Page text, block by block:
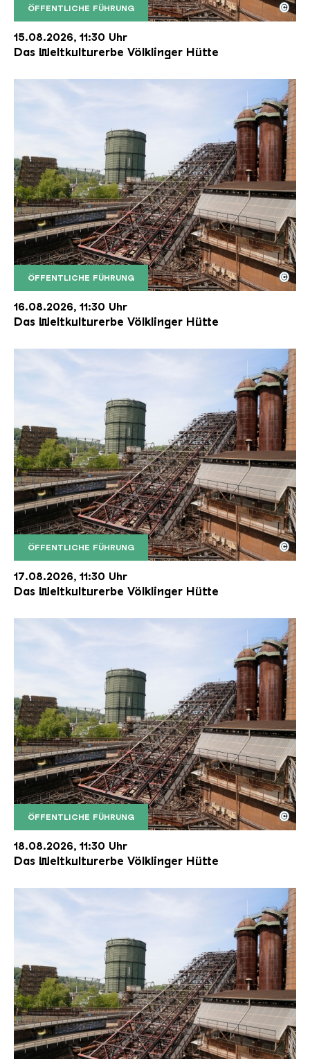
ÖFFENTLICHE FÜHRUNG
Der Erzschrägaufzug der Völklinger Hütte mit
Copyright: Weltkulturerbe Völklinger Hütte | Karl
©
15.08.2026, 11:30 Uhr
Das Weltkulturerbe Völklinger Hütte
ÖFFENTLICHE FÜHRUNG
Der Erzschrägaufzug der Völklinger Hütte mit
Copyright: Weltkulturerbe Völklinger Hütte | Karl
©
16.08.2026, 11:30 Uhr
Das Weltkulturerbe Völklinger Hütte
ÖFFENTLICHE FÜHRUNG
Der Erzschrägaufzug der Völklinger Hütte mit
Copyright: Weltkulturerbe Völklinger Hütte | Karl
©
17.08.2026, 11:30 Uhr
Das Weltkulturerbe Völklinger Hütte
ÖFFENTLICHE FÜHRUNG
Der Erzschrägaufzug der Völklinger Hütte mit
Copyright: Weltkulturerbe Völklinger Hütte | Karl
©
18.08.2026, 11:30 Uhr
Das Weltkulturerbe Völklinger Hütte